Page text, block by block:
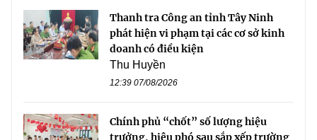
Thanh tra Công an tỉnh Tây Ninh
phát hiện vi phạm tại các cơ sở kinh
doanh có điều kiện
Thu Huyền
12:39 07/08/2026
Chính phủ “chốt” số lượng hiệu
trưởng, hiệu phó sau sắp xếp trường